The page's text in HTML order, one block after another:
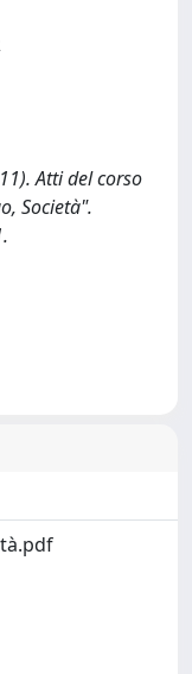
Atti del corso
Società".